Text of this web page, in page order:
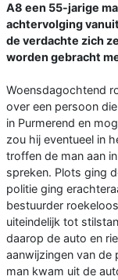
A8 een 55-jarige
achtervolging
de verdachte zich
worden gebracht
Woensdagochtend
over een persoon
in Purmerend en
zou hij eventueel in
troffen de man aan
spreken. Plots ging
politie ging
bestuurder
uiteindelijk tot
daarop de auto en
aanwijzingen van de
man kwam uit de